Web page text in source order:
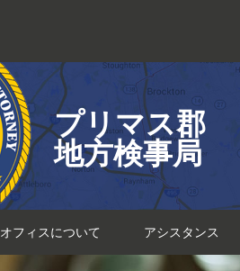
プリマス郡
地方検事局
オフィスについて アシスタンス